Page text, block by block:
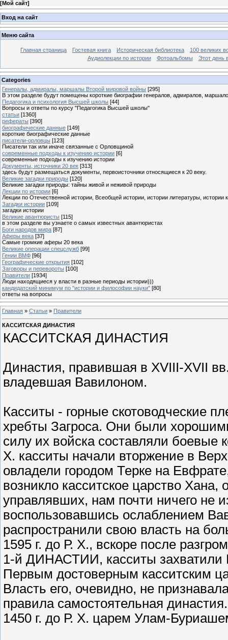
[Мой сайт]
Вход на сайт
Меню сайта
Главная страница Гостевая книга Историческая библиотека
100 великих
Аудиолекции по истории
Фотоальбомы Этот день
Categories
Генералы, адмиралы, маршалы Второй мировой войны [295]
В этом разделе будут помещены короткие биографии генералов, адмиралов,
Педагогика и психология Высшей школы [44]
Вопросы и ответы по курсу "Педагогика Высшей школы"
статьи [1360]
рефераты [390]
биографические данные [149]
короткие биографические данные
писатели-орловцы [123]
Писатели так или иначе связанные с Орловщиной
современные подходы к изучению истории [6]
современные подходы к изучению истории
Документы, источники 20 век [313]
здесь будут размещаться документы, первоисточники относящиеся к 20 веку.
Великие загадки природы [120]
Великие загадки природы: тайны живой и неживой природы
Лекции по истории [6]
Лекции по Отечественной истории, Всеобщей истории, истории литературы, истории
Загадки истории [109]
загадки истории
Великие авантюристы [115]
в этом разделе вы узнаете о самых известных авантюристах
Боги народов мира [87]
Аферы века [37]
Самые громкие аферы 20 века
Великие операции спецслужб [99]
Гении ВМФ [96]
Географические открытия [102]
Заговоры и перевороты [100]
Правители [1934]
Люди находящиеся у власти в разные периоды истории)))
кандидатский минимум по "истории и философии науки" [80]
ответы на вопросы
Главная » Статьи » Правители
КАССИТСКАЯ ДИНАСТИЯ
КАССИТСКАЯ ДИНАСТИЯ
Династия, правившая в XVIII-XVII
владевшая Вавилоном.
Касситы - горные скотоводческие
хребты Загроса. Они были
силу их войска составляли боевые
Х. касситы начали вторжение в
овладели городом Терке на
возникло касситское царство Хана,
управлявших, нам почти ничего не
воспользовавшись ослаблением
распространили свою власть на
1595 г. до Р. Х., вскоре после
1-й ДИНАСТИИ, касситы захватили
Первым достоверным касситским
Власть его, очевидно, не
правила самостоятельная
1450 г. до Р. Х. царем Улам-